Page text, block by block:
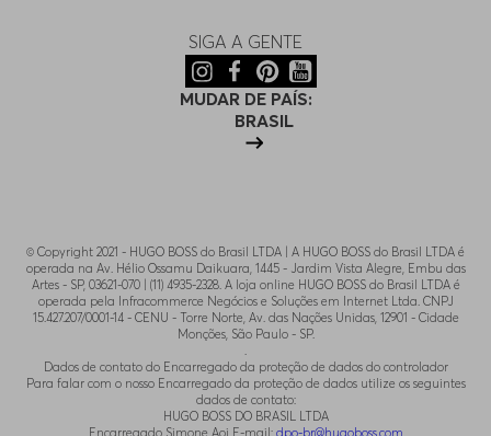
SIGA A GENTE
MUDAR DE PAÍS:
BRASIL
© Copyright 2021 - HUGO BOSS do Brasil LTDA | A HUGO BOSS do Brasil LTDA é
operada na Av. Hélio Ossamu Daikuara, 1445 - Jardim Vista Alegre, Embu das
Artes - SP, 03621-070 | (11) 4935-2328. A loja online HUGO BOSS do Brasil LTDA é
operada pela Infracommerce Negócios e Soluções em Internet Ltda. CNPJ
15.427.207/0001-14 - CENU - Torre Norte, Av. das Nações Unidas, 12901 - Cidade
Monções, São Paulo - SP.
.
Dados de contato do Encarregado da proteção de dados do controlador
Para falar com o nosso Encarregado da proteção de dados utilize os seguintes
dados de contato:
HUGO BOSS DO BRASIL LTDA
Encarregado Simone Aoi E-mail: dpo-br@hugoboss.com